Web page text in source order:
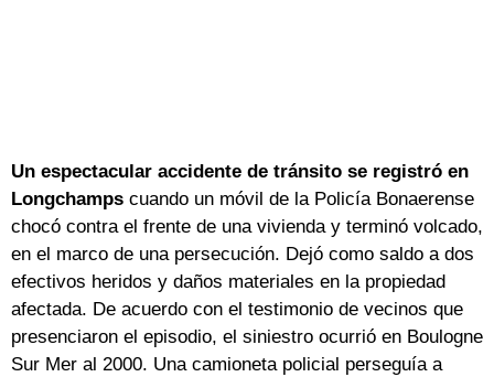
Un espectacular accidente de tránsito se registró en
Longchamps cuando un móvil de la Policía Bonaerense
chocó contra el frente de una vivienda y terminó volcado,
en el marco de una persecución. Dejó como saldo a dos
efectivos heridos y daños materiales en la propiedad
afectada. De acuerdo con el testimonio de vecinos que
presenciaron el episodio, el siniestro ocurrió en Boulogne
Sur Mer al 2000. Una camioneta policial perseguía a